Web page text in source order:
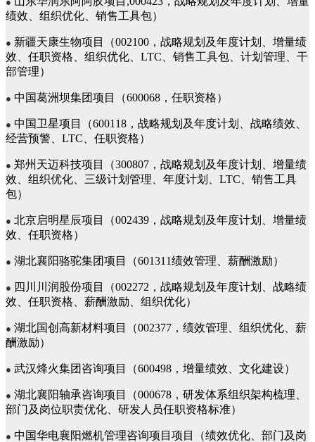
绩效、组织优化、销售工具包）
● 新疆天康生物项目（002100，战略规划及年度计划、增量绩
效、任职资格、组织优化、LTC、销售工具包、计划管理、干
部管理）
● 中国葛洲坝集团项目（600068，任职资格）
● 中国卫星项目（600118，战略规划及年度计划、战略绩效、
经营预警、LTC、任职资格）
● 郑州天迈科技项目（300807，战略规划及年度计划、增量绩
效、组织优化、三级计划管理、年度计划、LTC、销售工具
包）
● 北京启明星辰项目（002439，战略规划及年度计划、增量绩
效、任职资格）
● 湖北襄阳骆驼集团项目（601311绩效管理、薪酬激励）
● 四川川润股份项目（002272，战略规划及年度计划、战略绩
效、任职资格、薪酬激励、组织优化）
● 湖北国创高新材料项目（002377，绩效管理、组织优化、薪
酬激励）
● 武汉烽火集团咨询项目（600498，增量绩效、文化建设）
● 湖北襄阳轴承咨询项目（000678，研发体系组织架构梳理、
部门及岗位职责优化、研发人员任职资格标准）
● 中国华电襄阳燃机管理咨询项目项目（绩效优化、部门及岗